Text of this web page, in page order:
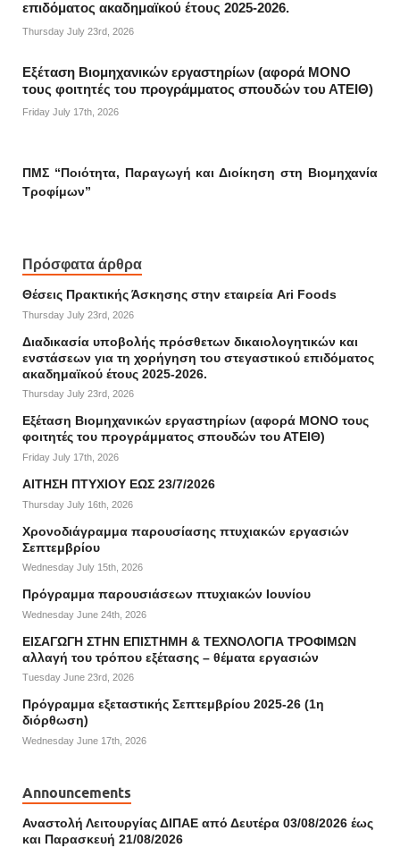
επιδόματος ακαδημαϊκού έτους 2025-2026.
Thursday July 23rd, 2026
Εξέταση Βιομηχανικών εργαστηρίων (αφορά ΜΟΝΟ
τους φοιτητές του προγράμματος σπουδών του ΑΤΕΙΘ)
Friday July 17th, 2026
ΠΜΣ “Ποιότητα, Παραγωγή και Διοίκηση στη Βιομηχανία
Τροφίμων”
Πρόσφατα άρθρα
Θέσεις Πρακτικής Άσκησης στην εταιρεία Ari Foods
Thursday July 23rd, 2026
Διαδικασία υποβολής πρόσθετων δικαιολογητικών και
ενστάσεων για τη χορήγηση του στεγαστικού επιδόματος
ακαδημαϊκού έτους 2025-2026.
Thursday July 23rd, 2026
Εξέταση Βιομηχανικών εργαστηρίων (αφορά ΜΟΝΟ τους
φοιτητές του προγράμματος σπουδών του ΑΤΕΙΘ)
Friday July 17th, 2026
ΑΙΤΗΣΗ ΠΤΥΧΙΟΥ ΕΩΣ 23/7/2026
Thursday July 16th, 2026
Χρονοδιάγραμμα παρουσίασης πτυχιακών εργασιών
Σεπτεμβρίου
Wednesday July 15th, 2026
Πρόγραμμα παρουσιάσεων πτυχιακών Ιουνίου
Wednesday June 24th, 2026
ΕΙΣΑΓΩΓΗ ΣΤΗΝ ΕΠΙΣΤΗΜΗ & ΤΕΧΝΟΛΟΓΙΑ ΤΡΟΦΙΜΩΝ
αλλαγή του τρόπου εξέτασης – θέματα εργασιών
Tuesday June 23rd, 2026
Πρόγραμμα εξεταστικής Σεπτεμβρίου 2025-26 (1η
διόρθωση)
Wednesday June 17th, 2026
Announcements
Αναστολή Λειτουργίας ΔΙΠΑΕ από Δευτέρα 03/08/2026 έως
και Παρασκευή 21/08/2026